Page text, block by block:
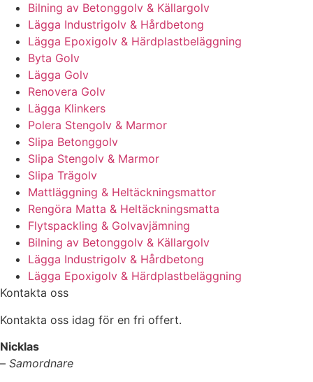
Bilning av Betonggolv & Källargolv
Lägga Industrigolv & Hårdbetong
Lägga Epoxigolv & Härdplastbeläggning
Byta Golv
Lägga Golv
Renovera Golv
Lägga Klinkers
Polera Stengolv & Marmor
Slipa Betonggolv
Slipa Stengolv & Marmor
Slipa Trägolv
Mattläggning & Heltäckningsmattor
Rengöra Matta & Heltäckningsmatta
Flytspackling & Golvavjämning
Bilning av Betonggolv & Källargolv
Lägga Industrigolv & Hårdbetong
Lägga Epoxigolv & Härdplastbeläggning
Kontakta oss
Kontakta oss idag för en fri offert.
Nicklas
– Samordnare